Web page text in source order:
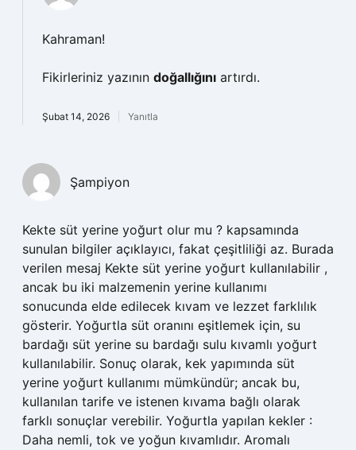
Kahraman!
Fikirleriniz yazının doğallığını artırdı.
Şubat 14, 2026 Yanıtla
Şampiyon
Kekte süt yerine yoğurt olur mu ? kapsamında
sunulan bilgiler açıklayıcı, fakat çeşitliliği az. Burada
verilen mesaj Kekte süt yerine yoğurt kullanılabilir ,
ancak bu iki malzemenin yerine kullanımı
sonucunda elde edilecek kıvam ve lezzet farklılık
gösterir. Yoğurtla süt oranını eşitlemek için, su
bardağı süt yerine su bardağı sulu kıvamlı yoğurt
kullanılabilir. Sonuç olarak, kek yapımında süt
yerine yoğurt kullanımı mümkündür; ancak bu,
kullanılan tarife ve istenen kıvama bağlı olarak
farklı sonuçlar verebilir. Yoğurtla yapılan kekler :
Daha nemli, tok ve yoğun kıvamlıdır. Aromalı